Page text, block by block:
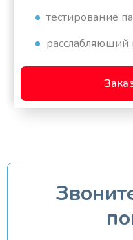
тестирование
расслабляющий